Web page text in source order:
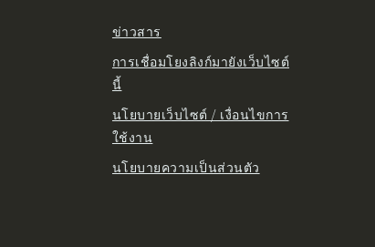
ข่าวสาร
การเชื่อมโยงลิงก์มายังเว็บไซต์
นี้
นโยบายเว็บไซต์ / เงื่อนไขการ
ใช้งาน
นโยบายความเป็นส่วนตัว